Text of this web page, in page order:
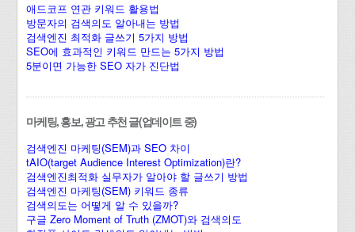
애드코프 연관 키워드 활용법
방문자의 검색의도 알아내는 방법
검색엔진 최적화 글쓰기 5가지 방법
SEO에 효과적인 키워드 만드는 5가지 방법
5분이면 가능한 SEO 자가 진단법
마케팅, 홍보, 광고 추천 글(업데이트 중)
검색엔진 마케팅(SEM)과 SEO 차이
tAIO(target Audience Interest Optimization)란?
검색엔진최적화 실무자가 알아야 할 글쓰기 방법
검색엔진 마케팅(SEM) 키워드 종류
검색의도는 어떻게 알 수 있을까?
구글 Zero Moment of Truth (ZMOT)와 검색의도